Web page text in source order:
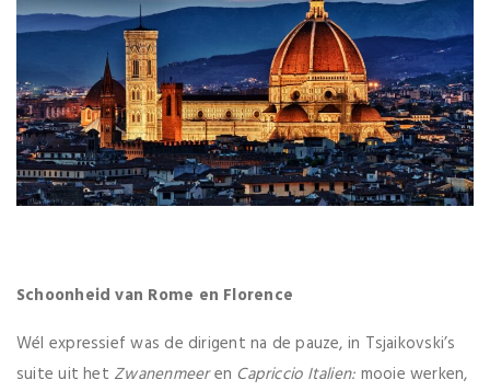
Schoonheid van Rome en Florence
Wél expressief was de dirigent na de pauze, in Tsjaikovski’s
suite uit het Zwanenmeeren Capriccio Italien: mooie werken,